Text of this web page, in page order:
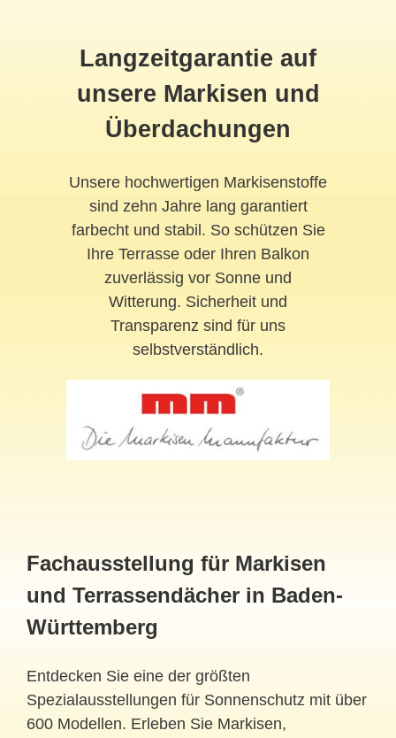
Langzeitgarantie auf
unsere Markisen und
Überdachungen
Unsere hochwertigen Markisenstoffe
sind zehn Jahre lang garantiert
farbecht und stabil. So schützen Sie
Ihre Terrasse oder Ihren Balkon
zuverlässig vor Sonne und
Witterung. Sicherheit und
Transparenz sind für uns
selbstverständlich.
Fachausstellung für Markisen
und Terrassendächer in Baden-
Württemberg
Entdecken Sie eine der größten
Spezialausstellungen für Sonnenschutz mit über
600 Modellen. Erleben Sie Markisen,